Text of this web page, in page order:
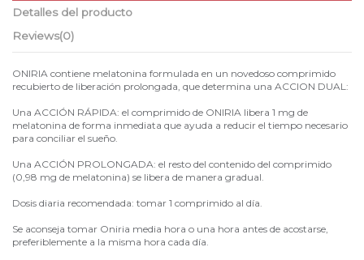
Detalles del producto
Reviews(0)
ONIRIA contiene melatonina formulada en un novedoso comprimido
recubierto de liberación prolongada, que determina una ACCION DUAL:
Una ACCIÓN RÁPIDA: el comprimido de ONIRIA libera 1 mg de
melatonina de forma inmediata que ayuda a reducir el tiempo necesario
para conciliar el sueño.
Una ACCIÓN PROLONGADA: el resto del contenido del comprimido
(0,98 mg de melatonina) se libera de manera gradual.
Dosis diaria recomendada: tomar 1 comprimido al día.
Se aconseja tomar Oniria media hora o una hora antes de acostarse,
preferiblemente a la misma hora cada día.